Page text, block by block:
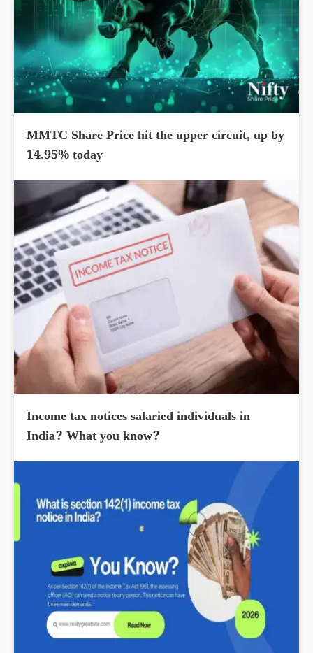
MMTC Share Price hit the upper circuit, up by
14.95% today
Income tax notices salaried individuals in
India? What you know?